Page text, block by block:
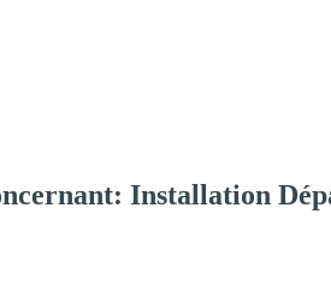
Installation